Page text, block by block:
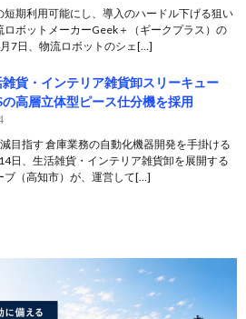
短期利用可能にし、導入のハードル下げる狙い
ロボットメーカーGeek＋（ギークプラス）の
7日、物流ロボットのシェ[…]
貨・インテリア雑貨卸スリーキュー
高層立体型ピース仕分機を採用
目指す 倉庫業務の自動化機器開発を手掛ける
日、生活雑貨・インテリア雑貨卸を展開する
ブ（高知市）が、運営して[…]